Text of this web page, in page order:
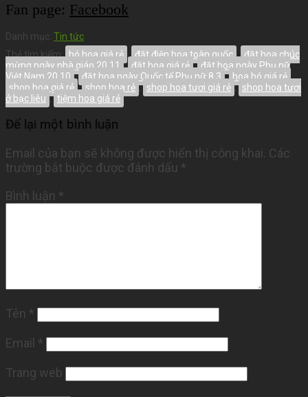
Fan page: Facebook
Danh mục: Tin tức
Thẻ tìm kiếm: bó hoa giá rẻ , đặt điện hoa toàn quốc , đặt hoa chúc
mừng ngày nhà giáo 20 11 , đặt hoa giá rẻ , đặt hoa ngày Phụ nữ
Việt Nam 20 10 , đặt hoa ngày Quốc tế Phụ nữ 8 3 , hoa bó giá rẻ ,
shop hoa giá rẻ , shop hoa rẻ , shop hoa tươi giá rẻ , shop hoa tươi
ở bạc liêu , tiệm hoa giá rẻ
Để lại một bình luận
Email của bạn sẽ không được hiển thị công khai. Các
trường bắt buộc được đánh dấu *
Bình luận *
Tên *
Email *
Trang web